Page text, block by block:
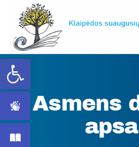
Open toolbar
Asmens